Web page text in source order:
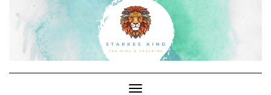
Toggle Navigation